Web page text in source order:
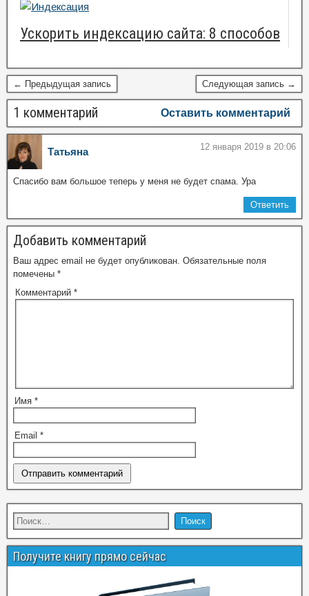
Ускорить индексацию сайта: 8 способов
← Предыдущая запись Следующая запись →
1 комментарий Оставить комментарий
Татьяна 12 января 2019 в 20:06
Спасибо вам большое теперь у меня не будет спама. Ура
Ответить
Добавить комментарий
Ваш адрес email не будет опубликован. Обязательные поля
помечены *
Комментарий *
Имя *
Email *
Получите книгу прямо сейчас